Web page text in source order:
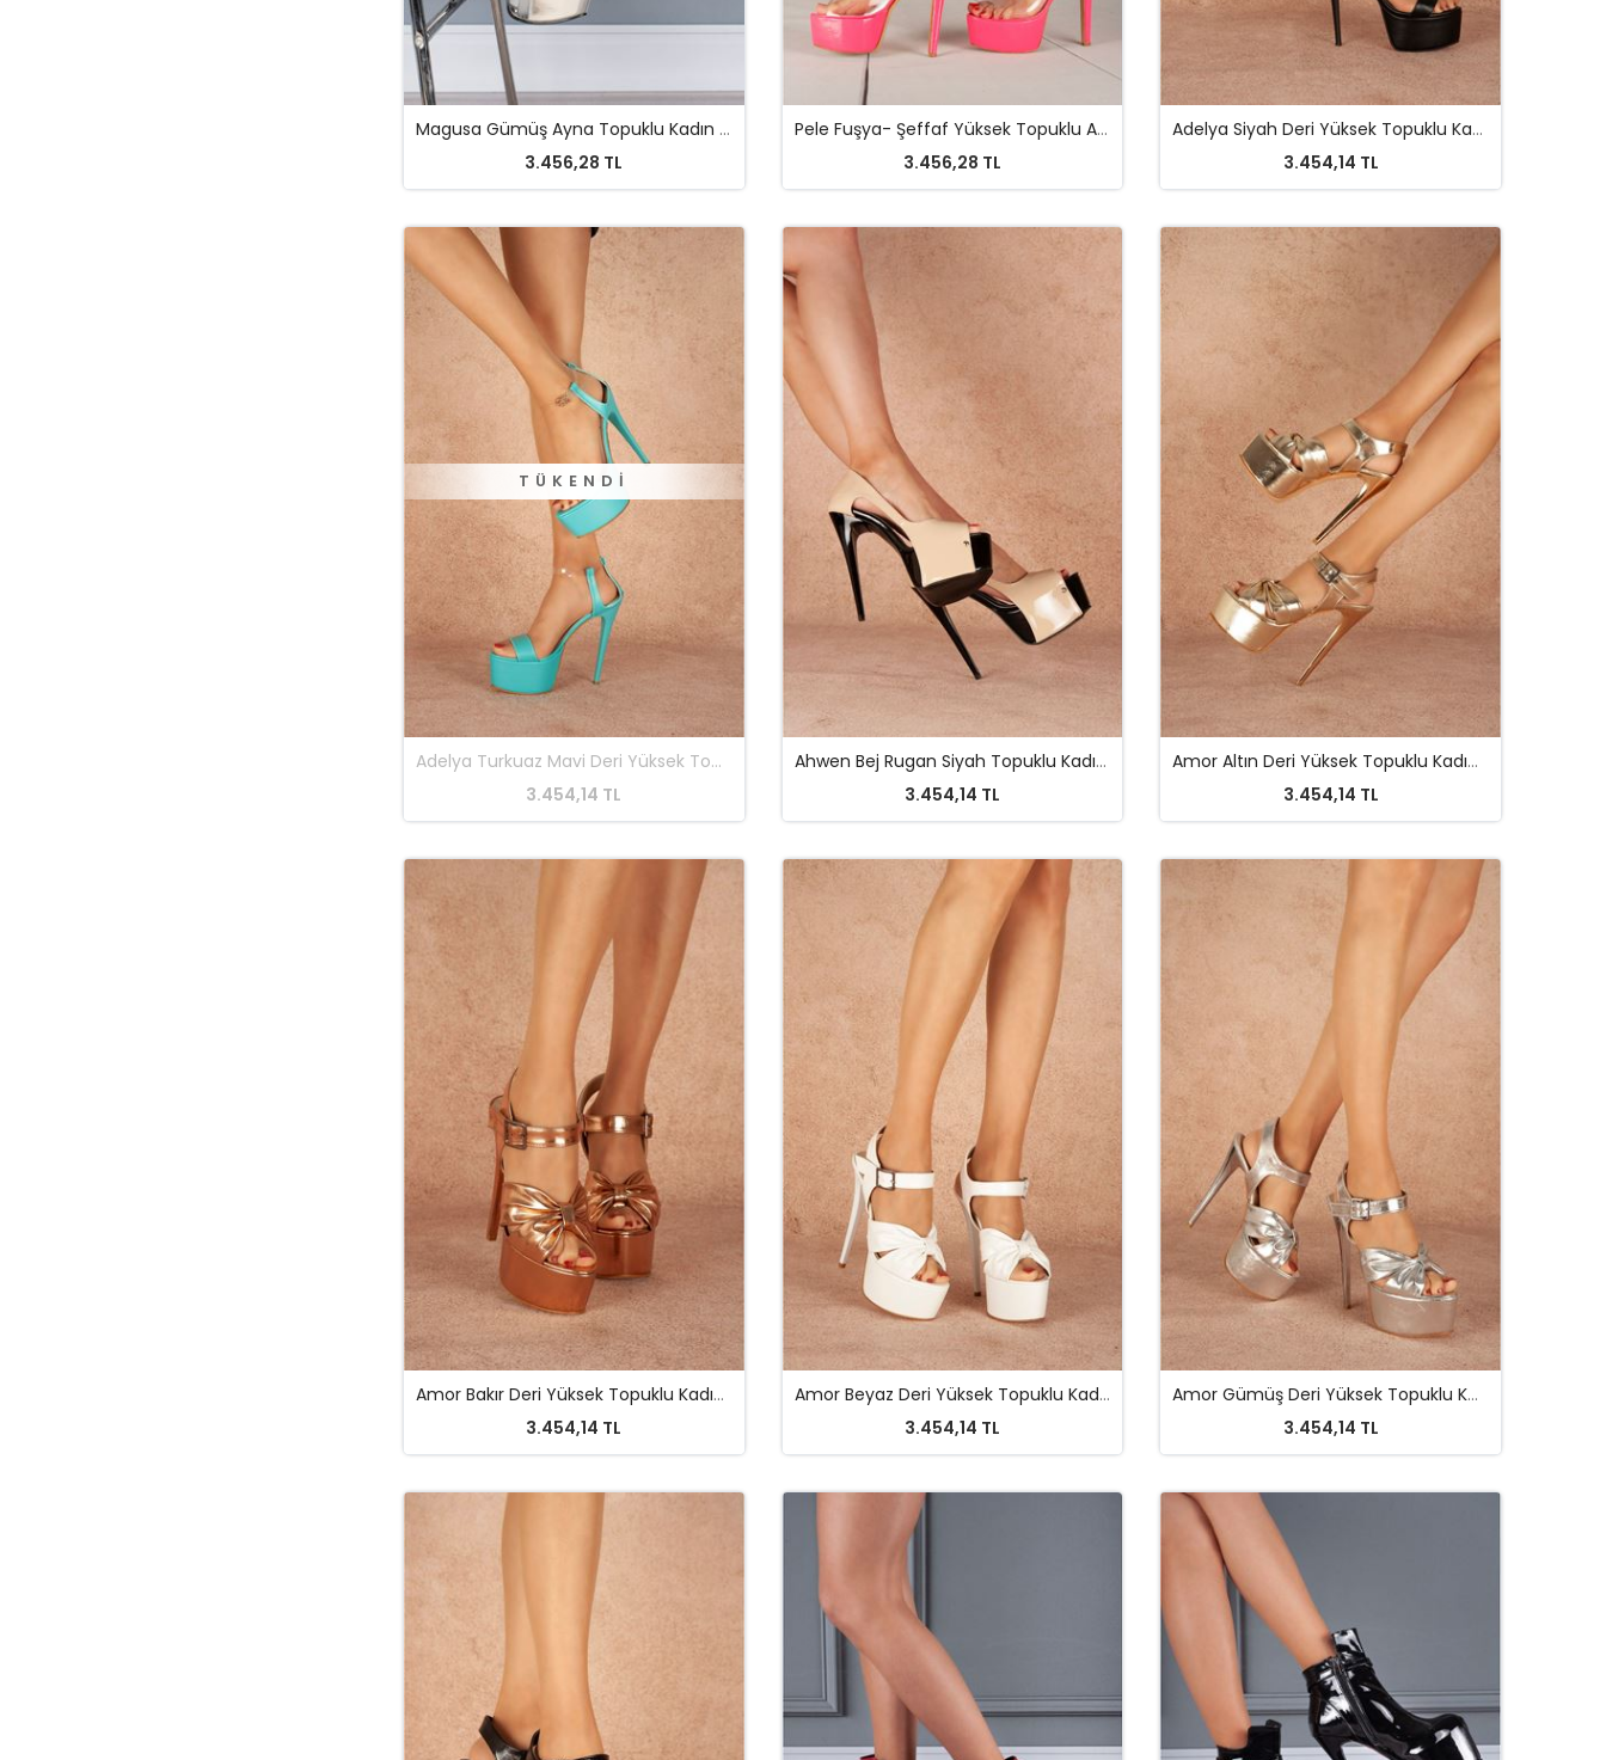
Magusa Gümüş Ayna Topuklu Kadın Ayakkabı
3.456,28 TL
Pele Fuşya- Şeffaf Yüksek Topuklu Ayakkabı
3.456,28 TL
Adelya Siyah Deri Yüksek Topuklu Kadın Ayakkabı
3.454,14 TL
TÜKENDI
Adelya Turkuaz Mavi Deri Yüksek Topuklu Kadın Ayakkabı
3.454,14 TL
Ahwen Bej Rugan Siyah Topuklu Kadın Ayakkabı
3.454,14 TL
Amor Altın Deri Yüksek Topuklu Kadın Ayakkabı
3.454,14 TL
Amor Bakır Deri Yüksek Topuklu Kadın Ayakkabı
3.454,14 TL
Amor Beyaz Deri Yüksek Topuklu Kadın Ayakkabı
3.454,14 TL
Amor Gümüş Deri Yüksek Topuklu Kadın Ayakkabı
3.454,14 TL